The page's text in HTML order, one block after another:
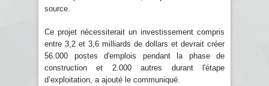
source.
Ce projet nécessiterait un investissement compris
entre 3,2 et 3,6 milliards de dollars et devrait créer
56.000 postes d'emplois pendant la phase de
construction et 2.000 autres durant l'étape
d’exploitation, a ajouté le communiqué.